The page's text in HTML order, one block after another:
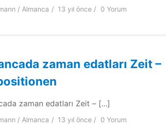
Almanca 13 yılönce 0 Yorum
zaman edatları Zeit –
zaman edatları Zeit – [...]
Almanca 13 yılönce 0 Yorum